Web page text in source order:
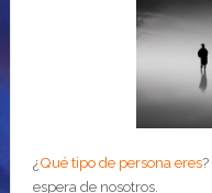
¿Qué tipo de persona eres?
espera de nosotros.